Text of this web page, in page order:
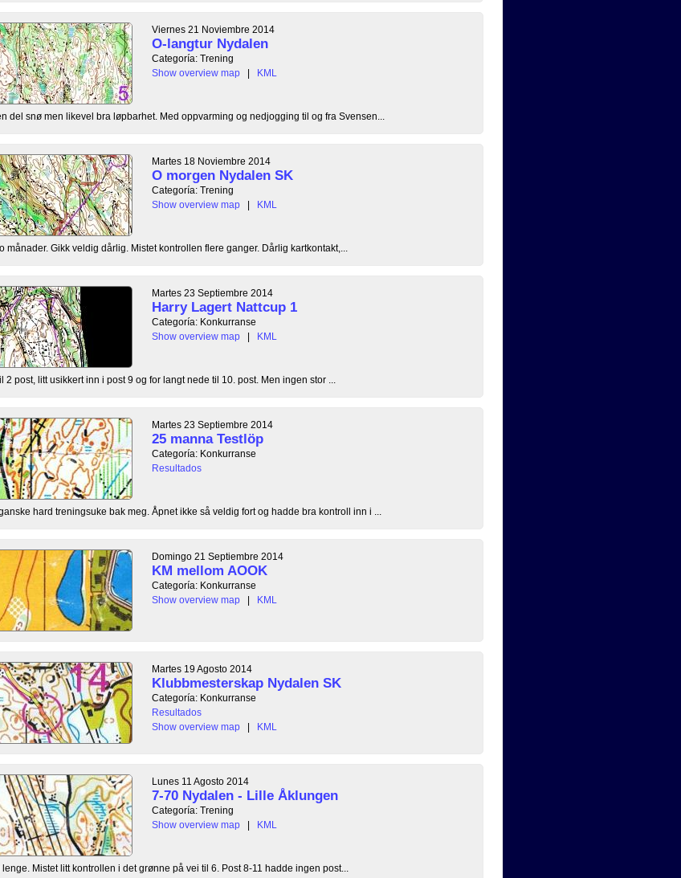
Viernes 21 Noviembre 2014
O-langtur Nydalen
Categoría: Trening
Show overview map
| KML
del snø men likevel bra løpbarhet. Med oppvarming og nedjogging til og fra Svensen...
Martes 18 Noviembre 2014
O morgen Nydalen SK
Categoría: Trening
Show overview map
| KML
Gikk veldig dårlig. Mistet kontrollen flere ganger. Dårlig kartkontakt,...
Martes 23 Septiembre 2014
Harry Lagert Nattcup 1
Categoría: Konkurranse
Show overview map
| KML
post, litt usikkert inn i post 9 og for langt nede til 10. post. Men ingen stor ...
Martes 23 Septiembre 2014
25 manna Testlöp
Categoría: Konkurranse
Resultados
hard treningsuke bak meg. Åpnet ikke så veldig fort og hadde bra kontroll inn i ...
Domingo 21 Septiembre 2014
KM mellom AOOK
Categoría: Konkurranse
Show overview map
| KML
Martes 19 Agosto 2014
Klubbmesterskap Nydalen SK
Categoría: Konkurranse
Resultados
Show overview map
| KML
Lunes 11 Agosto 2014
7-70 Nydalen - Lille Åklungen
Categoría: Trening
Show overview map
| KML
Mistet litt kontrollen i det grønne på vei til 6. Post 8-11 hadde ingen post...